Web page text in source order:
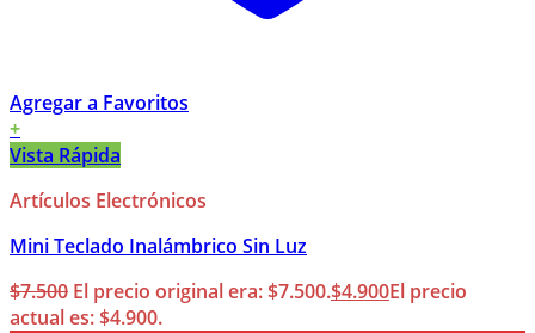
Agregar a Favoritos
+
Vista Rápida
Artículos Electrónicos
Mini Teclado Inalámbrico Sin Luz
$7.500 El precio original era: $7.500.$4.900El precio
actual es: $4.900.